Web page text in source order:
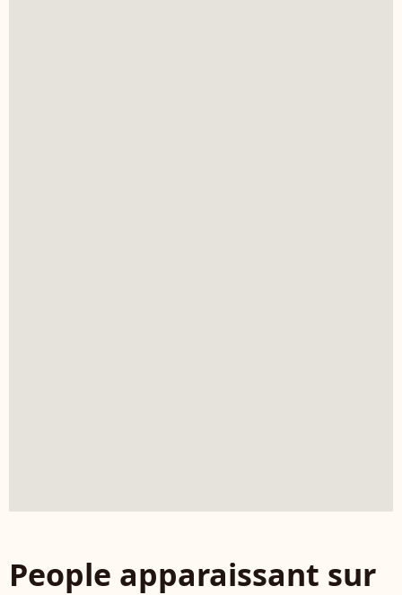
People apparaissant sur